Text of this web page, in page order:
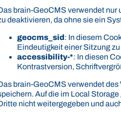
brain-GeoCMS verwendet
deaktivieren, da ohne sie ein
geocms_sid: In diesem
Eindeutigkeit einer Sitzung
accessibility-*: In diesen
Kontrastversion,
brain-GeoCMS verwendet
Auf die im Local
nicht weitergegeben und
Kfz-Zulassung und
Uhr und 13:30 Uhr - 16:00 Uhr
Uhr und 13:30 Uhr - 17:00
von Terminen, um die
- Nur mit Termin
und Fahrerlaubnisbehörde
Uhr